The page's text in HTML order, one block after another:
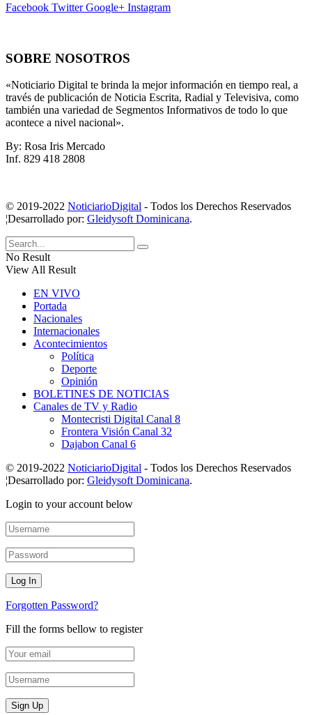
Facebook Twitter Google+ Instagram
SOBRE NOSOTROS
«Noticiario Digital te brinda la mejor información en tiempo real, a
través de publicación de Noticia Escrita, Radial y Televisiva, como
también una variedad de Segmentos Informativos de todo lo que
acontece a nivel nacional».
By: Rosa Iris Mercado
Inf. 829 418 2808
© 2019-2022 NoticiarioDigital - Todos los Derechos Reservados
¦Desarrollado por: Gleidysoft Dominicana.
No Result
View All Result
EN VIVO
Portada
Nacionales
Internacionales
Acontecimientos
Política
Deporte
Opinión
BOLETINES DE NOTICIAS
Canales de TV y Radio
Montecristi Digital Canal 8
Frontera Visión Canal 32
Dajabon Canal 6
© 2019-2022 NoticiarioDigital - Todos los Derechos Reservados
¦Desarrollado por: Gleidysoft Dominicana.
Login to your account below
Forgotten Password?
Fill the forms bellow to register